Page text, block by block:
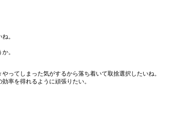
。
。
ってしまった気がするから落ち着いて取捨選択したいね。
率を得れるように頑張りたい。